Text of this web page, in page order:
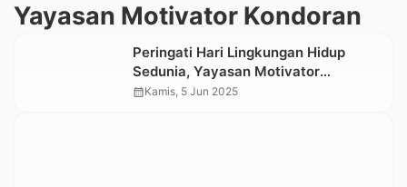
Yayasan Motivator Kondoran
Peringati Hari Lingkungan Hidup
Sedunia, Yayasan Motivator
Kondoran Gelar Aksi Tanam Pohon
calendar_monthKamis, 5 Jun 2025